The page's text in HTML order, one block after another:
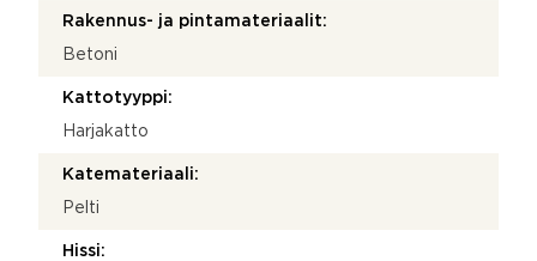
Rakennus- ja pintamateriaalit:
Betoni
Kattotyyppi:
Harjakatto
Katemateriaali:
Pelti
Hissi: